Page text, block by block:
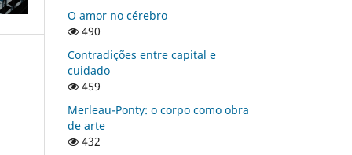
O amor no cérebro
490
Contradições entre capital e
cuidado
459
Merleau-Ponty: o corpo como obra
de arte
432